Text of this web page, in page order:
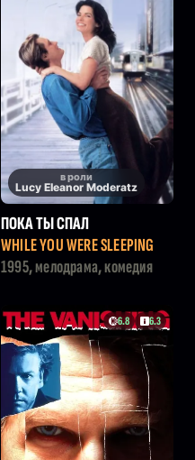
в роли
Lucy Eleanor Moderatz
ПОКА ТЫ СПАЛ
WHILE YOU WERE SLEEPING
1995, мелодрама, комедия
6.8 6.3